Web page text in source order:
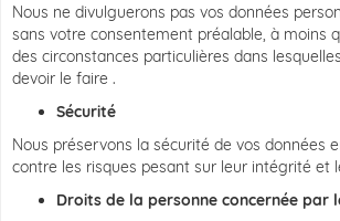
Nous ne divulguerons pas vos données
sans votre consentement préalable, à moins
des circonstances particulières dans
devoir le faire .
Sécurité
Nous préservons la sécurité de vos données
contre les risques pesant sur leur intégrité et
Droits de la personne concernée par